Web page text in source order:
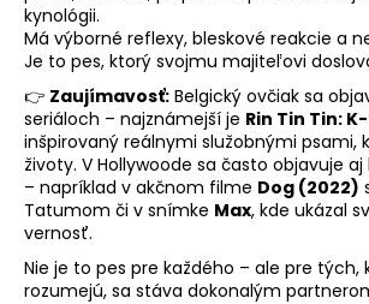
kynológii.
Má výborné reflexy, bleskové reakcie a
Je to pes, ktorý svojmu majiteľovi
👉 Zaujímavosť: Belgický ovčiak sa
seriáloch – najznámejší je Rin Tin Tin:
inšpirovaný reálnymi služobnými psami,
životy. V Hollywoode sa často objavuje
– napríklad v akčnom filme Dog (2022)
Tatumom či v snímke Max, kde ukázal
vernosť.
Nie je to pes pre každého – ale pre tých,
rozumejú, sa stáva dokonalým
ú
č
a
m
e